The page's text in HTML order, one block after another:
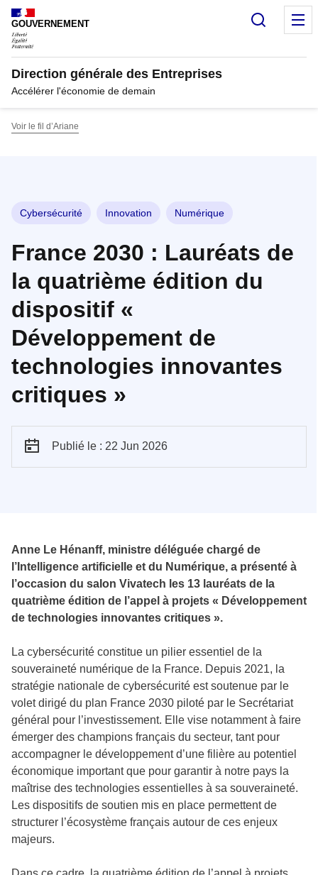
Panneau de gestion des cookies
GOUVERNEMENT
Direction générale des Entreprises
Accélérer l'économie de demain
Voir le fil d’Ariane
Cybersécurité Innovation Numérique
France 2030 : Lauréats de
la quatrième édition du
dispositif «
Développement de
technologies innovantes
critiques »
Publié le : 22 Jun 2026
Anne Le Hénanff, ministre déléguée chargé de
l’Intelligence artificielle et du Numérique, a présenté à
l’occasion du salon Vivatech les 13 lauréats de la
quatrième édition de l’appel à projets « Développement
de technologies innovantes critiques ».
La cybersécurité constitue un pilier essentiel de la
souveraineté numérique de la France. Depuis 2021, la
stratégie nationale de cybersécurité est soutenue par le
volet dirigé du plan France 2030 piloté par le Secrétariat
général pour l’investissement. Elle vise notamment à faire
émerger des champions français du secteur, tant pour
accompagner le développement d’une filière au potentiel
économique important que pour garantir à notre pays la
maîtrise des technologies essentielles à sa souveraineté.
Les dispositifs de soutien mis en place permettent de
structurer l’écosystème français autour de ces enjeux
majeurs.